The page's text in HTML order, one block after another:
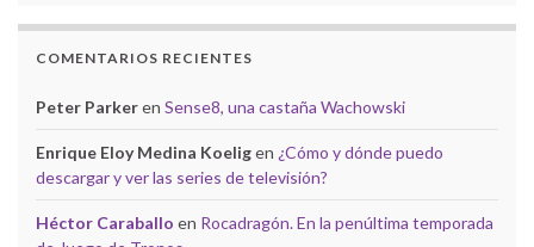
COMENTARIOS RECIENTES
Peter Parkeren Sense8, una castaña Wachowski
Enrique Eloy Medina Koeligen ¿Cómo y dónde puedo
descargar y ver las series de televisión?
Héctor Caraballo en Rocadragón. En la penúltima temporada